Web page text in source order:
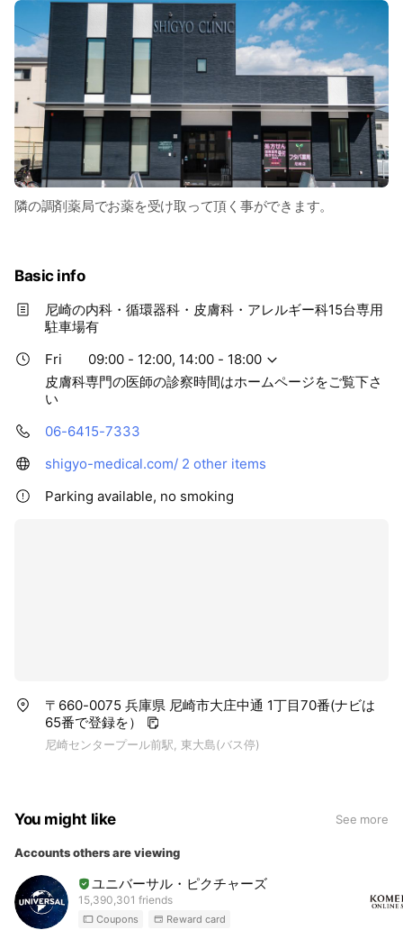
隣の調剤薬局でお薬を受け取って頂く事ができます。
Basic info
尼崎の内科・循環器科・皮膚科・アレルギー科15台専用
駐車場有
Fri
09:00 - 12:00, 14:00 - 18:00
皮膚科専門の医師の診察時間はホームページをご覧下さ
い
06-6415-7333
shigyo-medical.com/ 2 other items
Parking available, no smoking
〒660-0075 兵庫県 尼崎市大庄中通 1丁目70番(ナビは
65番で登録を）
尼崎センタープール前駅, 東大島(バス停)
You might like See more
Accounts others are viewing
ユニバーサル・ピクチャーズ
15,390,301 friends
Coupons Reward card